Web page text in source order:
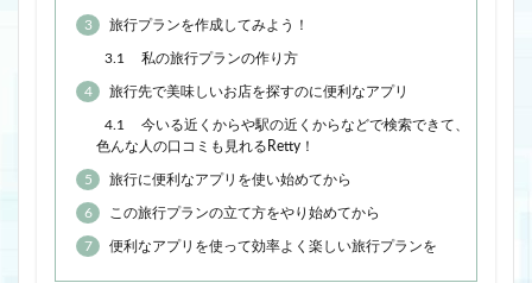
3 旅行プランを作成してみよう！
3.1 私の旅行プランの作り方
4 旅行先で美味しいお店を探すのに便利なアプリ
4.1
今いる近くからや駅の近くからなどで検索できて、
色んな人の口コミも見れるRetty！
5 旅行に便利なアプリを使い始めてから
6 この旅行プランの立て方をやり始めてから
7 便利なアプリを使って効率よく楽しい旅行プランを